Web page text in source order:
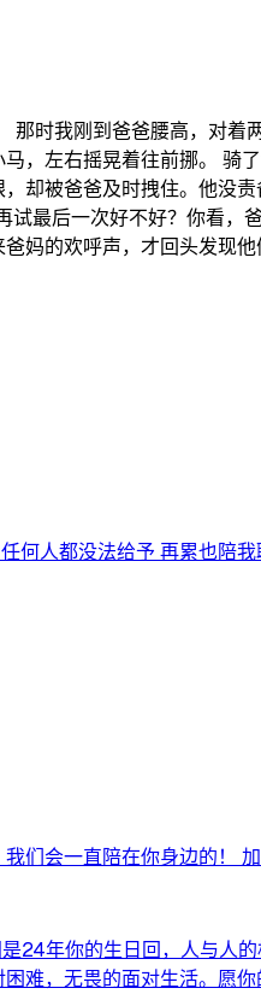
时我刚到爸爸腰高，对
，左右摇晃着往前挪。
却被爸爸及时拽住。他没
最后一次好不好？你看
妈的欢呼声，才回头发
何人都没法给予 再累也陪
们会一直陪在你身边的！ 加
24年你的生日回，人与人
，无畏的面对生活。愿